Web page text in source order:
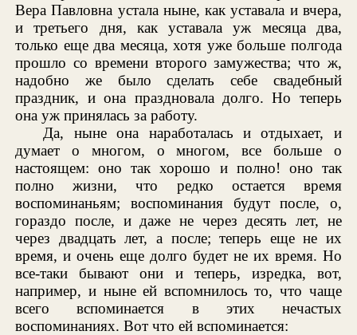
Вера Павловна устала ныне, как уставала и вчера,
и третьего дня, как уставала уж месяца два,
только еще два месяца, хотя уже больше полгода
прошло со времени второго замужества; что ж,
надобно же было сделать себе свадебный
праздник, и она праздновала долго. Но теперь
она уж принялась за работу.
Да, ныне она наработалась и отдыхает, и
думает о многом, о многом, все больше о
настоящем: оно так хорошо и полно! оно так
полно жизни, что редко остается время
воспоминаньям; воспоминания будут после, о,
гораздо после, и даже не через десять лет, не
через двадцать лет, а после; теперь еще не их
время, и очень еще долго будет не их время. Но
все-таки бывают они и теперь, изредка, вот,
например, и ныне ей вспомнилось то, что чаще
всего вспоминается в этих нечастых
воспоминаниях. Вот что ей вспоминается: